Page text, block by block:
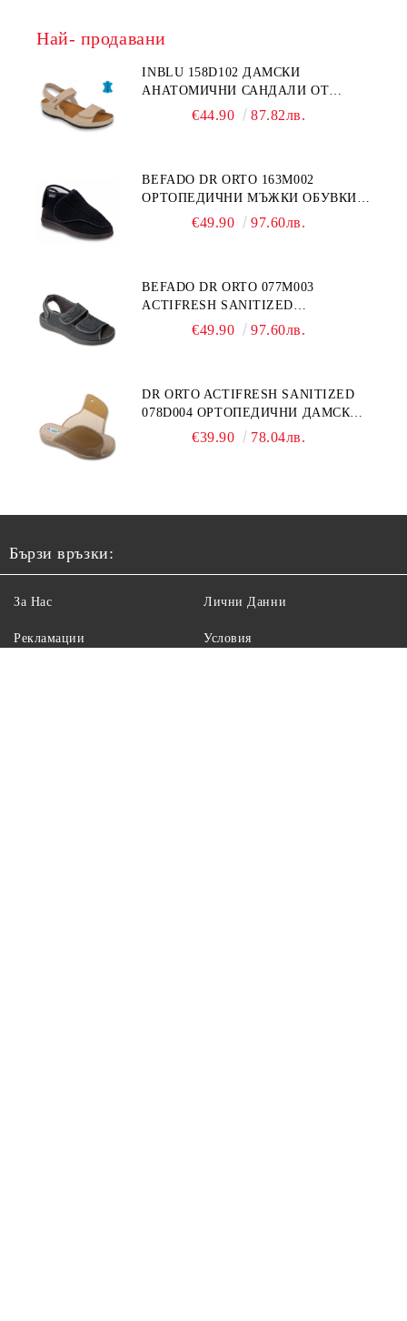
Най- продавани
INBLU 158D102 ДАМСКИ
АНАТОМИЧНИ САНДАЛИ ОТ
ЕСТЕСТВЕНА КОЖА, БЕЖОВИ
€44.90 87.82лв.
BEFADO DR ORTO 163M002
ОРТОПЕДИЧНИ МЪЖКИ ОБУВКИ
ЗА ГИПСИРАН ИЛИ СВРЪХ
€49.90 97.60лв.
BEFADO DR ORTO 077M003
ACTIFRESH SANITIZED
ОРТОПЕДИЧНИ САНДАЛИ ЗА
€49.90 97.60лв.
DR ORTO ACTIFRESH SANITIZED
078D004 ОРТОПЕДИЧНИ ДАМСКИ
ЧЕХЛИ ЗА МНОГО ОТЕКЪЛ КРАК,
€39.90 78.04лв.
Бързи връзки:
За Нас
Рекламации
Лични Данни
Условия